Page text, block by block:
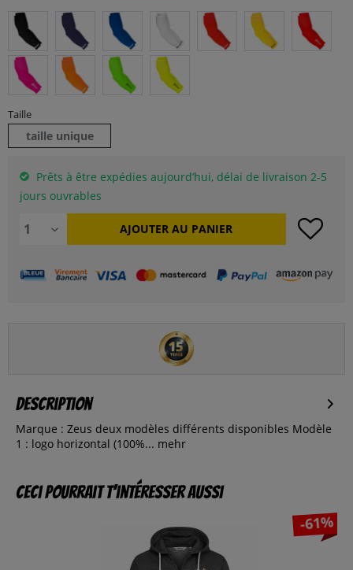
Taille
taille unique
Prêts à être expédies aujourd’hui, délai de livraison 2-5
jours ouvrables
AJOUTER AU PANIER
Description
Marque : Zeus deux modèles différents disponibles Modèle
1 : logo horizontal (100%... mehr
Ceci pourrait t’intéresser aussi
-61%